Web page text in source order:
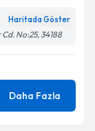
Haritada Göster
No:25, 34188
Daha Fazla